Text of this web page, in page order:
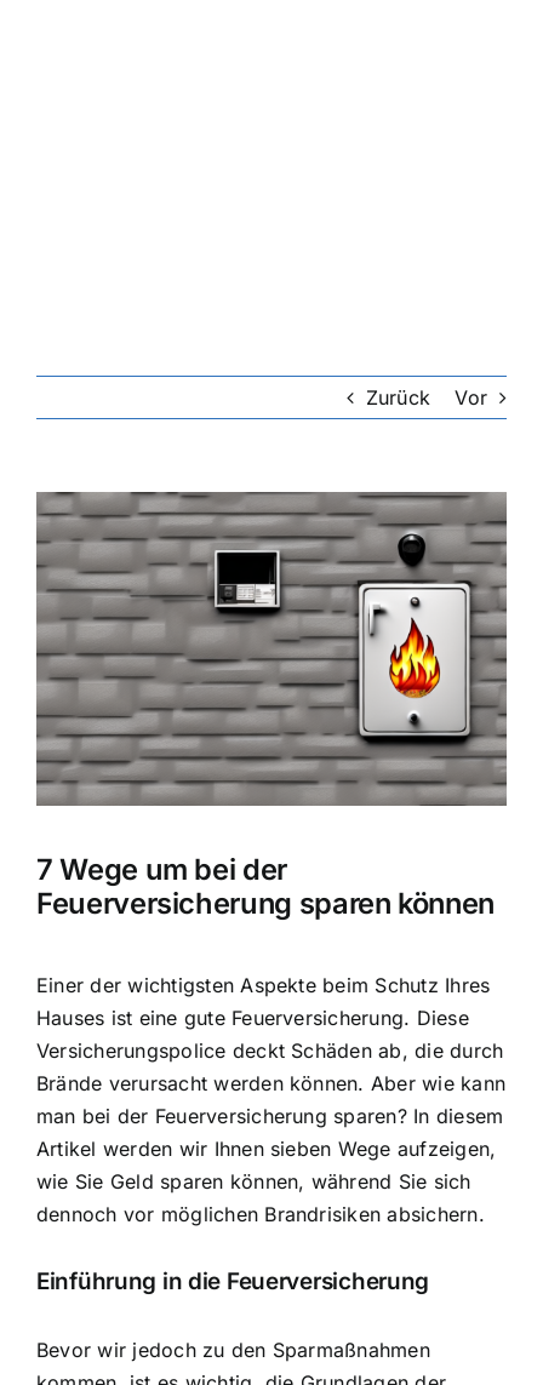
Hausratversicherung
Berufsunfähigkeitsversicherung
Weitere Tarifvergleiche
Hilfe und Kontakt
Zurück Vor
Zeige
grösseres
Bild
7 Wege um bei der
Feuerversicherung sparen können
Einer der wichtigsten Aspekte beim Schutz Ihres
Hauses ist eine gute Feuerversicherung. Diese
Versicherungspolice deckt Schäden ab, die durch
Brände verursacht werden können. Aber wie kann
man bei der Feuerversicherung sparen? In diesem
Artikel werden wir Ihnen sieben Wege aufzeigen,
wie Sie Geld sparen können, während Sie sich
dennoch vor möglichen Brandrisiken absichern.
Einführung in die Feuerversicherung
Bevor wir jedoch zu den Sparmaßnahmen